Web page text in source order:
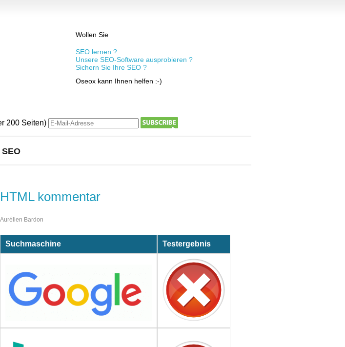
Wollen Sie
SEO lernen ?
Unsere SEO-Software ausprobieren ?
Sichern Sie Ihre SEO ?
Oseox kann Ihnen helfen :-)
200 Seiten)
HTML kommentar
Aurélien Bardon
Suchmaschine Testergebnis